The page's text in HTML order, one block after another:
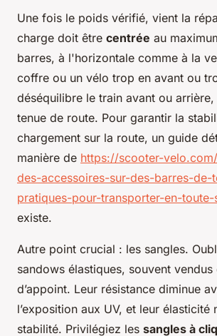
Une fois le poids vérifié, vient la
charge doit être centrée au
barres, à l'horizontale comme à la
coffre ou un vélo trop en avant ou
déséquilibre le train avant ou
tenue de route. Pour garantir la
chargement sur la route, un guide
manière de https://scooter-
des-accessoires-sur-des-barres-de-
pratiques-pour-transporter-en-toute-
existe.
Autre point crucial : les sangles.
sandows élastiques, souvent vendus
d’appoint. Leur résistance diminue
l’exposition aux UV, et leur élasticité
stabilité. Privilégiez les sangles à